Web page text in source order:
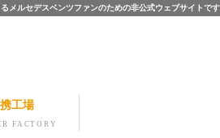
メルセデスベンツファンのための非公式ウェブサイトです
工場
FACTORY